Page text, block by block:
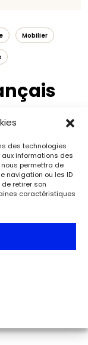
des technologies
informations des
permettra de
navigation ou les ID
retirer son
caractéristiques
Mobilier